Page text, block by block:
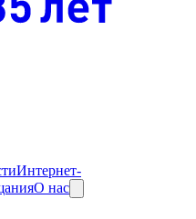
Интернет-
О нас